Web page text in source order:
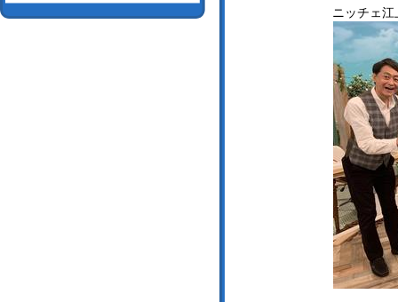
ニッチェ